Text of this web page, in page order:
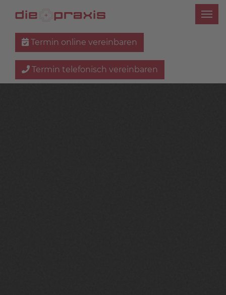
Termin online vereinbaren
Termin telefonisch vereinbaren